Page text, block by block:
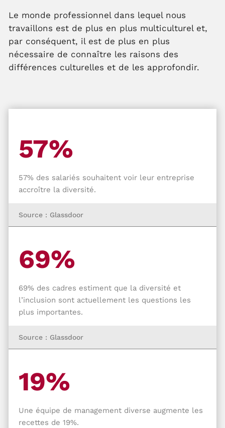
Le monde professionnel dans lequel nous
travaillons est de plus en plus multiculturel et,
par conséquent, il est de plus en plus
nécessaire de connaître les raisons des
différences culturelles et de les approfondir.
57%
57% des salariés souhaitent voir leur entreprise
accroître la diversité.
Source : Glassdoor
69%
69% des cadres estiment que la diversité et
l’inclusion sont actuellement les questions les
plus importantes.
Source : Glassdoor
19%
Une équipe de management diverse augmente les
recettes de 19%.